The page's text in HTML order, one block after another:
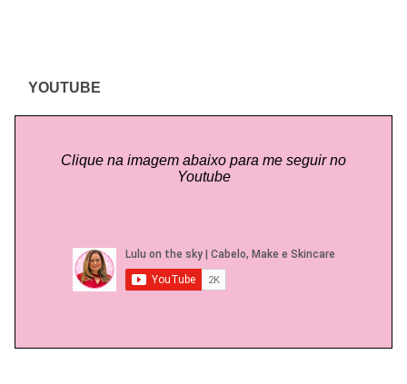
YOUTUBE
Clique na imagem abaixo para me seguir no
Youtube